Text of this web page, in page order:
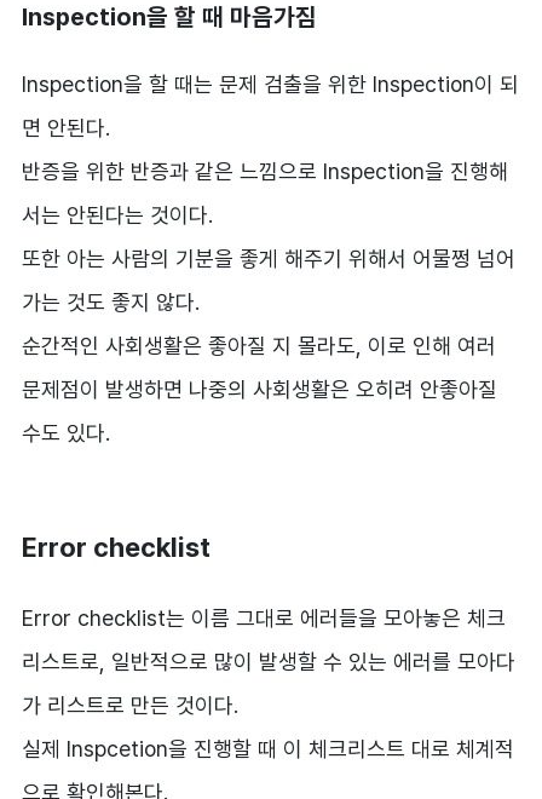
Inspection을 할 때 마음가짐
Inspection을 할 때는 문제 검출을 위한 Inspection이 되
면 안된다.
반증을 위한 반증과 같은 느낌으로 Inspection을 진행해
서는 안된다는 것이다.
또한 아는 사람의 기분을 좋게 해주기 위해서 어물쩡 넘어
가는 것도 좋지 않다.
순간적인 사회생활은 좋아질 지 몰라도, 이로 인해 여러
문제점이 발생하면 나중의 사회생활은 오히려 안좋아질
수도 있다.
Error checklist
Error checklist는 이름 그대로 에러들을 모아놓은 체크
리스트로, 일반적으로 많이 발생할 수 있는 에러를 모아다
가 리스트로 만든 것이다.
실제 Inspcetion을 진행할 때 이 체크리스트 대로 체계적
으로 확인해본다.